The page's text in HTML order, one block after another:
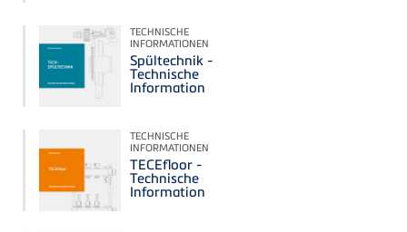
TECHNISCHE
INFORMATIONEN
Spültechnik -
Technische
Information
TECHNISCHE
INFORMATIONEN
TECEfloor -
Technische
Information